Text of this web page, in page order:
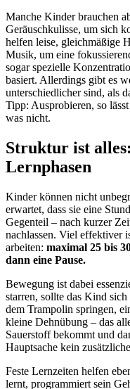
Manche Kinder brauchen
Geräuschkulisse, um sich
helfen leise, gleichmäßige
Musik, um eine
sogar spezielle
basiert. Allerdings gibt es
unterschiedlicher sind, als
Tipp: Ausprobieren, so
was nicht.
Struktur ist
Lernphasen
Kinder können nicht
erwartet, dass sie eine
Gegenteil – nach kurzer
nachlassen. Viel effektiver
arbeiten: maximal 25 bis
dann eine Pause.
Bewegung ist dabei
starren, sollte das Kind
dem Trampolin springen,
kleine Dehnübung – das
Sauerstoff bekommt und
Hauptsache kein
Feste Lernzeiten helfen
lernt, programmiert sein